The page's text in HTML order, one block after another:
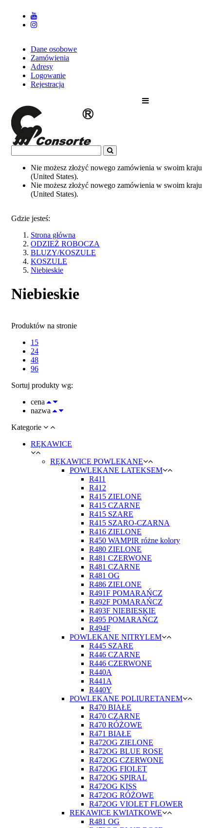
Dane osobowe
Zamówienia
Adresy
Logowanie
Rejestracja
Nie możesz złożyć nowego zamówienia w swoim kraju
(United States).
Nie możesz złożyć nowego zamówienia w swoim kraju
(United States).
Gdzie jesteś:
Strona główna
ODZIEŻ ROBOCZA
BLUZY/KOSZULE
KOSZULE
Niebieskie
Niebieskie
Produktów na stronie
15
24
48
96
Sortuj produkty wg:
cena
nazwa
Kategorie
RĘKAWICE
RĘKAWICE POWLEKANE
POWLEKANE LATEKSEM
R411
R412
R415 ZIELONE
R415 CZARNE
R415 SZARE
R415 SZARO-CZARNA
R416 ZIELONE
R450 WAMPIR różne kolory
R480 ZIELONE
R481 CZERWONE
R481 CZARNE
R481 OG
R486 ZIELONE
R491F POMARAŃCZ
R492F POMARAŃCZ
R493F NIEBIESKIE
R495 POMARAŃCZ
R494F
POWLEKANE NITRYLEM
R445 SZARE
R446 CZARNE
R446 CZERWONE
R440A
R441A
R440Y
POWLEKANE POLIURETANEM
R470 BIAŁE
R470 CZARNE
R470 RÓŻOWE
R471 BIAŁE
R472OG ZIELONE
R472OG BLUE ROSE
R472OG CZERWONE
R472OG FIOLET
R472OG SPIRAL
R472OG KISS
R472OG RÓŻOWE
R472OG VIOLET FLOWER
REKAWICE KWIATKOWE
R481 OG